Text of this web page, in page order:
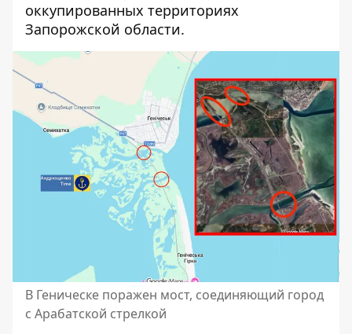
оккупированных территориях
Запорожской области.
В Геническе поражен мост, соединяющий город
с Арабатской стрелкой